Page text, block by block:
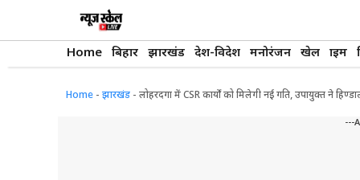
Home बिहार झारखंड देश-विदेश मनोरंजन खेल क्राइम
Home - झारखंड - लोहरदगा में CSR कार्यों को मिलेगी नई गति, उपायुक्त ने
---